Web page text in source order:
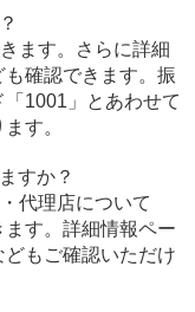
ます。さらに詳細
確認できます。振
1001」とあわせて
す。
すか？
代理店について
す。詳細情報ペー
もご確認いただけ